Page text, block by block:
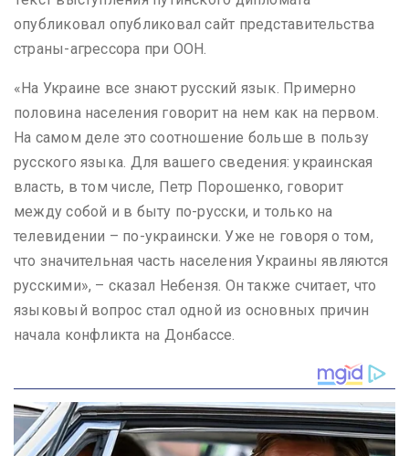
опубликовал опубликовал сайт представительства
страны-агрессора при ООН.
«На Украине все знают русский язык. Примерно
половина населения говорит на нем как на первом.
На самом деле это соотношение больше в пользу
русского языка. Для вашего сведения: украинская
власть, в том числе, Петр Порошенко, говорит
между собой и в быту по-русски, и только на
телевидении – по-украински. Уже не говоря о том,
что значительная часть населения Украины являются
русскими», – сказал Небензя. Он также считает, что
языковый вопрос стал одной из основных причин
начала конфликта на Донбассе.